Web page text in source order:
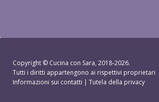
Copyright © Cucina con Sara, 2018-2026.
Tutti i diritti appartengono ai rispettivi proprietari
Informazioni sui contatti | Tutela della privacy